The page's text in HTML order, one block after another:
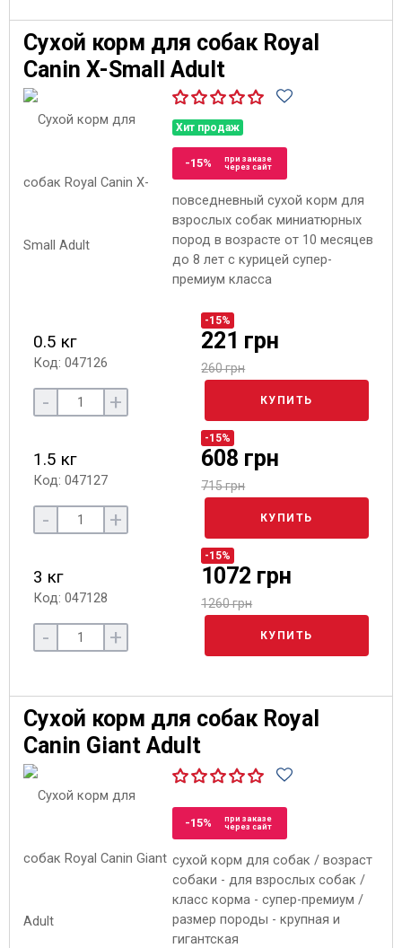
Сухой корм для собак Royal
Canin X-Small Adult
Хит продаж
-15%
при заказе
через сайт
повседневный сухой корм для
взрослых собак миниатюрных
пород в возрасте от 10 месяцев
до 8 лет с курицей супер-
премиум класса
0.5 кг
Код: 047126
-15%
221 грн
260 грн
- + КУПИТЬ
1.5 кг
Код: 047127
-15%
608 грн
715 грн
- + КУПИТЬ
3 кг
Код: 047128
-15%
1072 грн
1260 грн
- + КУПИТЬ
Сухой корм для собак Royal
Canin Giant Adult
-15%
при заказе
через сайт
сухой корм для собак / возраст
собаки - для взрослых собак /
класс корма - супер-премиум /
размер породы - крупная и
гигантская